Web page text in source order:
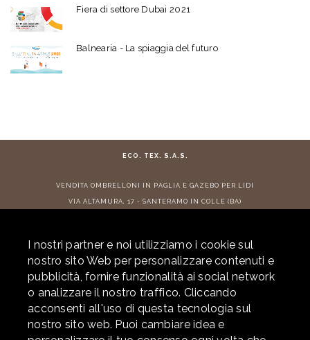
I nostri partner e noi utilizziamo i cookie sul
nostro sito Web per personalizzare contenuti e
pubblicità, fornire funzionalità ai social network
o analizzare il nostro traffico. Cliccando
acconsenti all'uso di questa tecnologia sul
nostro sito web. Puoi cambiare idea e
Fiera di settore Dubai 2021
Balnearia - La spiaggia del futuro
ECO. TEX. S.A.S.
VENDITA OMBRELLONI IN PAGLIA E GAZEBO PER LIDI
VIA ALTAMURA, 17 - SANTERAMO IN COLLE (BA)
CONTRIBUTI RICEVUTI
© 2026 ECOTEX. ALL RIGHTS RESERVED. P.IVA 05877290725 -PRIVACY
COOKIE POLICY- POWERED BY LABONEXT